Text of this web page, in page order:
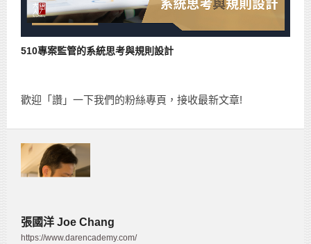
510專案監管的系統思考與規則設計
歡迎「讚」一下我們的粉絲專頁，接收最新文章!
張國洋 Joe Chang
https://www.darencademy.com/